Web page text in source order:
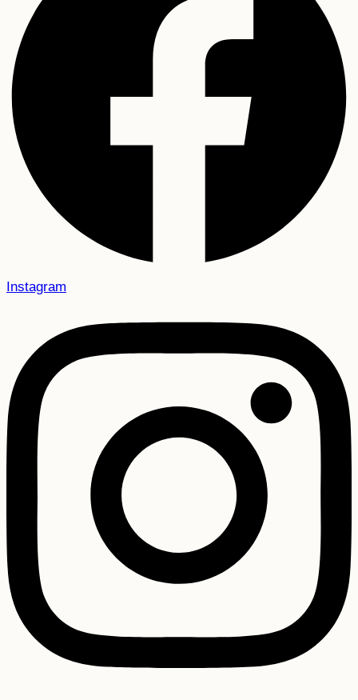
Instagram